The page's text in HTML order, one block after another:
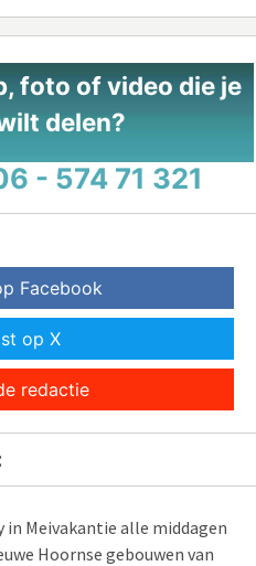
foto of video die je
delen?
- 574 71 321
Facebook
op X
redactie
in Meivakantie alle middagen
Hoornse gebouwen van